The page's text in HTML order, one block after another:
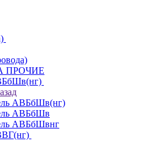
ПРОЧИЕ
АВБбШв(нг)
АВБбШв
АВБбШвнг